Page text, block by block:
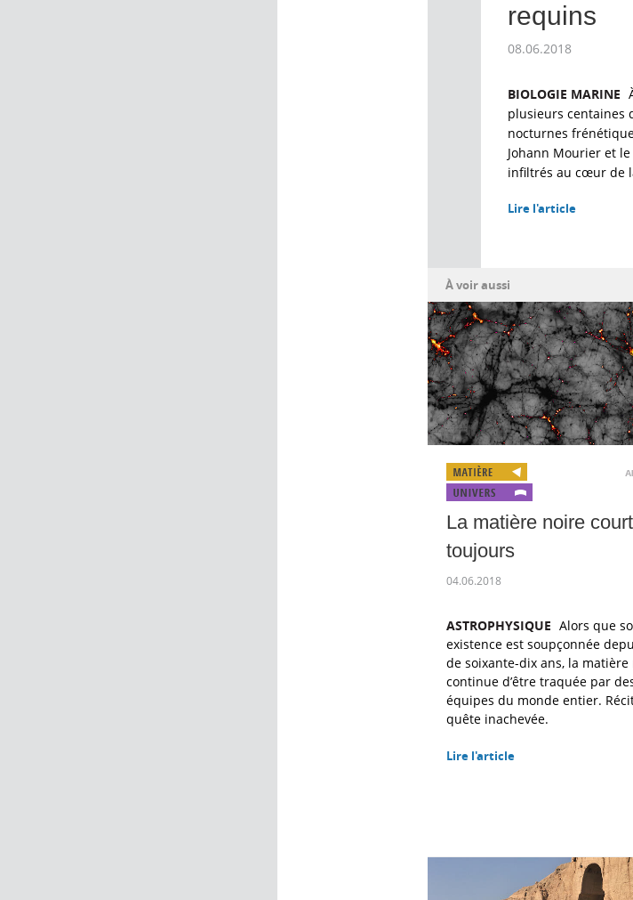
requins
08.06.2018
BIOLOGIE MARINE
plusieurs centaines
nocturnes
Johann Mourier et
infiltrés au cœur de
Lire l'article
À voir aussi
La matière noire court
toujours
04.06.2018
ASTROPHYSIQUE Alors que
existence est soupçonnée
de soixante-dix ans, la matière
continue d’être traquée par
équipes du monde entier.
quête inachevée.
Lire l'article